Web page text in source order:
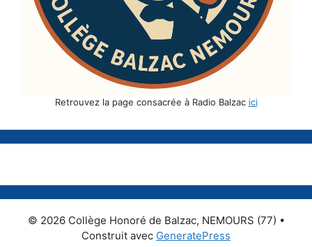
Retrouvez la page consacrée à Radio Balzac ici
© 2026 Collège Honoré de Balzac, NEMOURS (77) •
Construit avec GeneratePress